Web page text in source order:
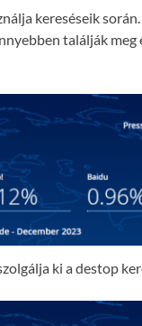
kereséseik
találják meg
ki a destop